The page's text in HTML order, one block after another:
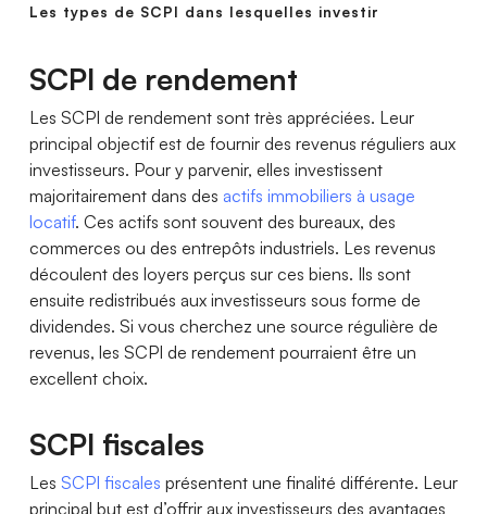
Les types de SCPI dans lesquelles investir
SCPI de rendement
Les SCPI de rendement sont très appréciées. Leur
principal objectif est de fournir des revenus réguliers aux
investisseurs. Pour y parvenir, elles investissent
majoritairement dans des actifs immobiliers à usage
locatif. Ces actifs sont souvent des bureaux, des
commerces ou des entrepôts industriels. Les revenus
découlent des loyers perçus sur ces biens. Ils sont
ensuite redistribués aux investisseurs sous forme de
dividendes. Si vous cherchez une source régulière de
revenus, les SCPI de rendement pourraient être un
excellent choix.
SCPI fiscales
Les SCPI fiscales présentent une finalité différente. Leur
principal but est d’offrir aux investisseurs des avantages